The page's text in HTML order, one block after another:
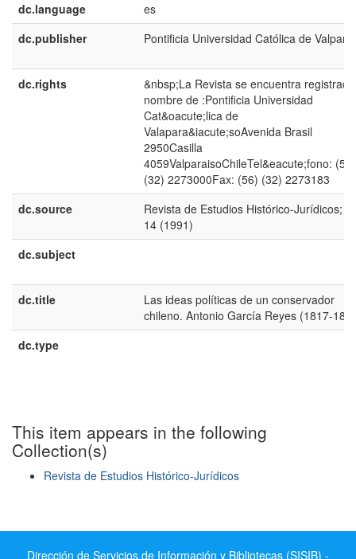
dc.language
es
dc.publisher
Pontificia Universidad Católica de
dc.rights
&nbsp;La Revista se encuentra
nombre de :Pontificia Universidad
Cat&oacute;lica de
Valapara&iacute;soAvenida Brasil
2950Casilla
4059ValparaisoChileTel&eacute;fono: (56)
(32) 2273000Fax: (56) (32) 2273183
dc.source
Revista de Estudios Histórico-Jurídicos;
14 (1991)
dc.subject
dc.title
Las ideas políticas de un conservador
chileno. Antonio García Reyes (1817-
dc.type
This item appears in the following
Collection(s)
Revista de Estudios Histórico-Jurídicos
Dirección de Servicios de Información y Bibliotecas (SISIB) -